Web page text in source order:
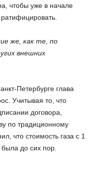
чтобы уже в начале
же, как те, по
внешних
Петербурге глава
Учитывая то, что
договора,
по традиционному
что стоимость газа с 1
до сих пор.